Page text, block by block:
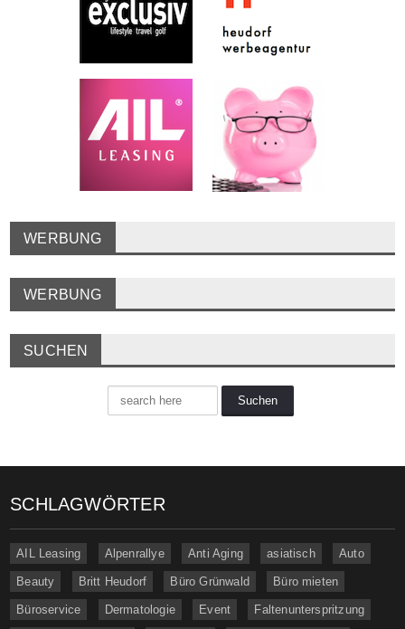
WERBUNG
WERBUNG
SUCHEN
SCHLAGWÖRTER
AIL Leasing Alpenrallye Anti Aging asiatisch Auto
Beauty Britt Heudorf Büro Grünwald Büro mieten
Büroservice Dermatologie Event Faltenunterspritzung